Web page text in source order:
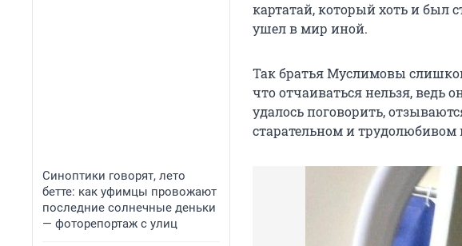
Синоптики говорят, лето
бетте: как уфимцы провожают
последние солнечные деньки
— фоторепортаж с улиц
картатай, который хоть и был
ушел в мир иной.
Так братья Муслимовы
что отчаиваться нельзя,
удалось поговорить,
старательном и трудолюбивом